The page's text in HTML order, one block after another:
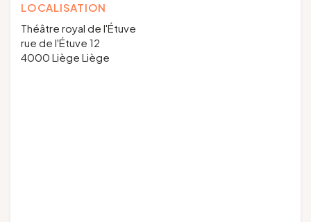
LOCALISATION
Théâtre royal de l'Étuve
rue de l'Étuve 12
4000 Liège Liège